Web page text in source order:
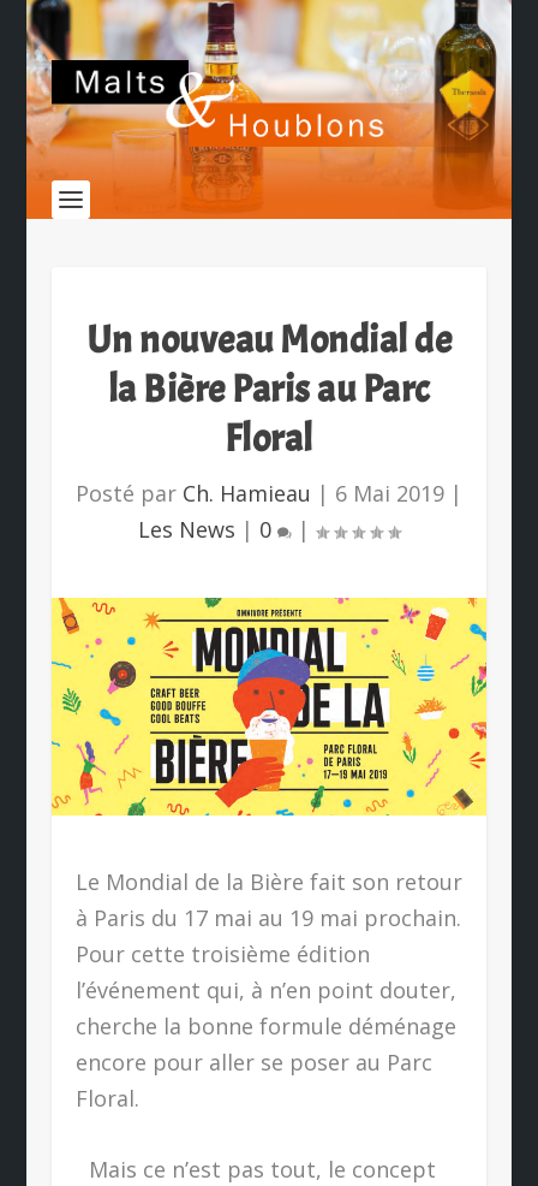
Un nouveau Mondial de
la Bière Paris au Parc
Floral
Posté par Ch. Hamieau | 6 Mai 2019|
Les News | 0 |
Le Mondial de la Bière fait son retour
à Paris du 17 mai au 19 mai prochain.
Pour cette troisième édition
l’événement qui, à n’en point douter,
cherche la bonne formule déménage
encore pour aller se poser au Parc
Floral.
Mais ce n’est pas tout, le concept